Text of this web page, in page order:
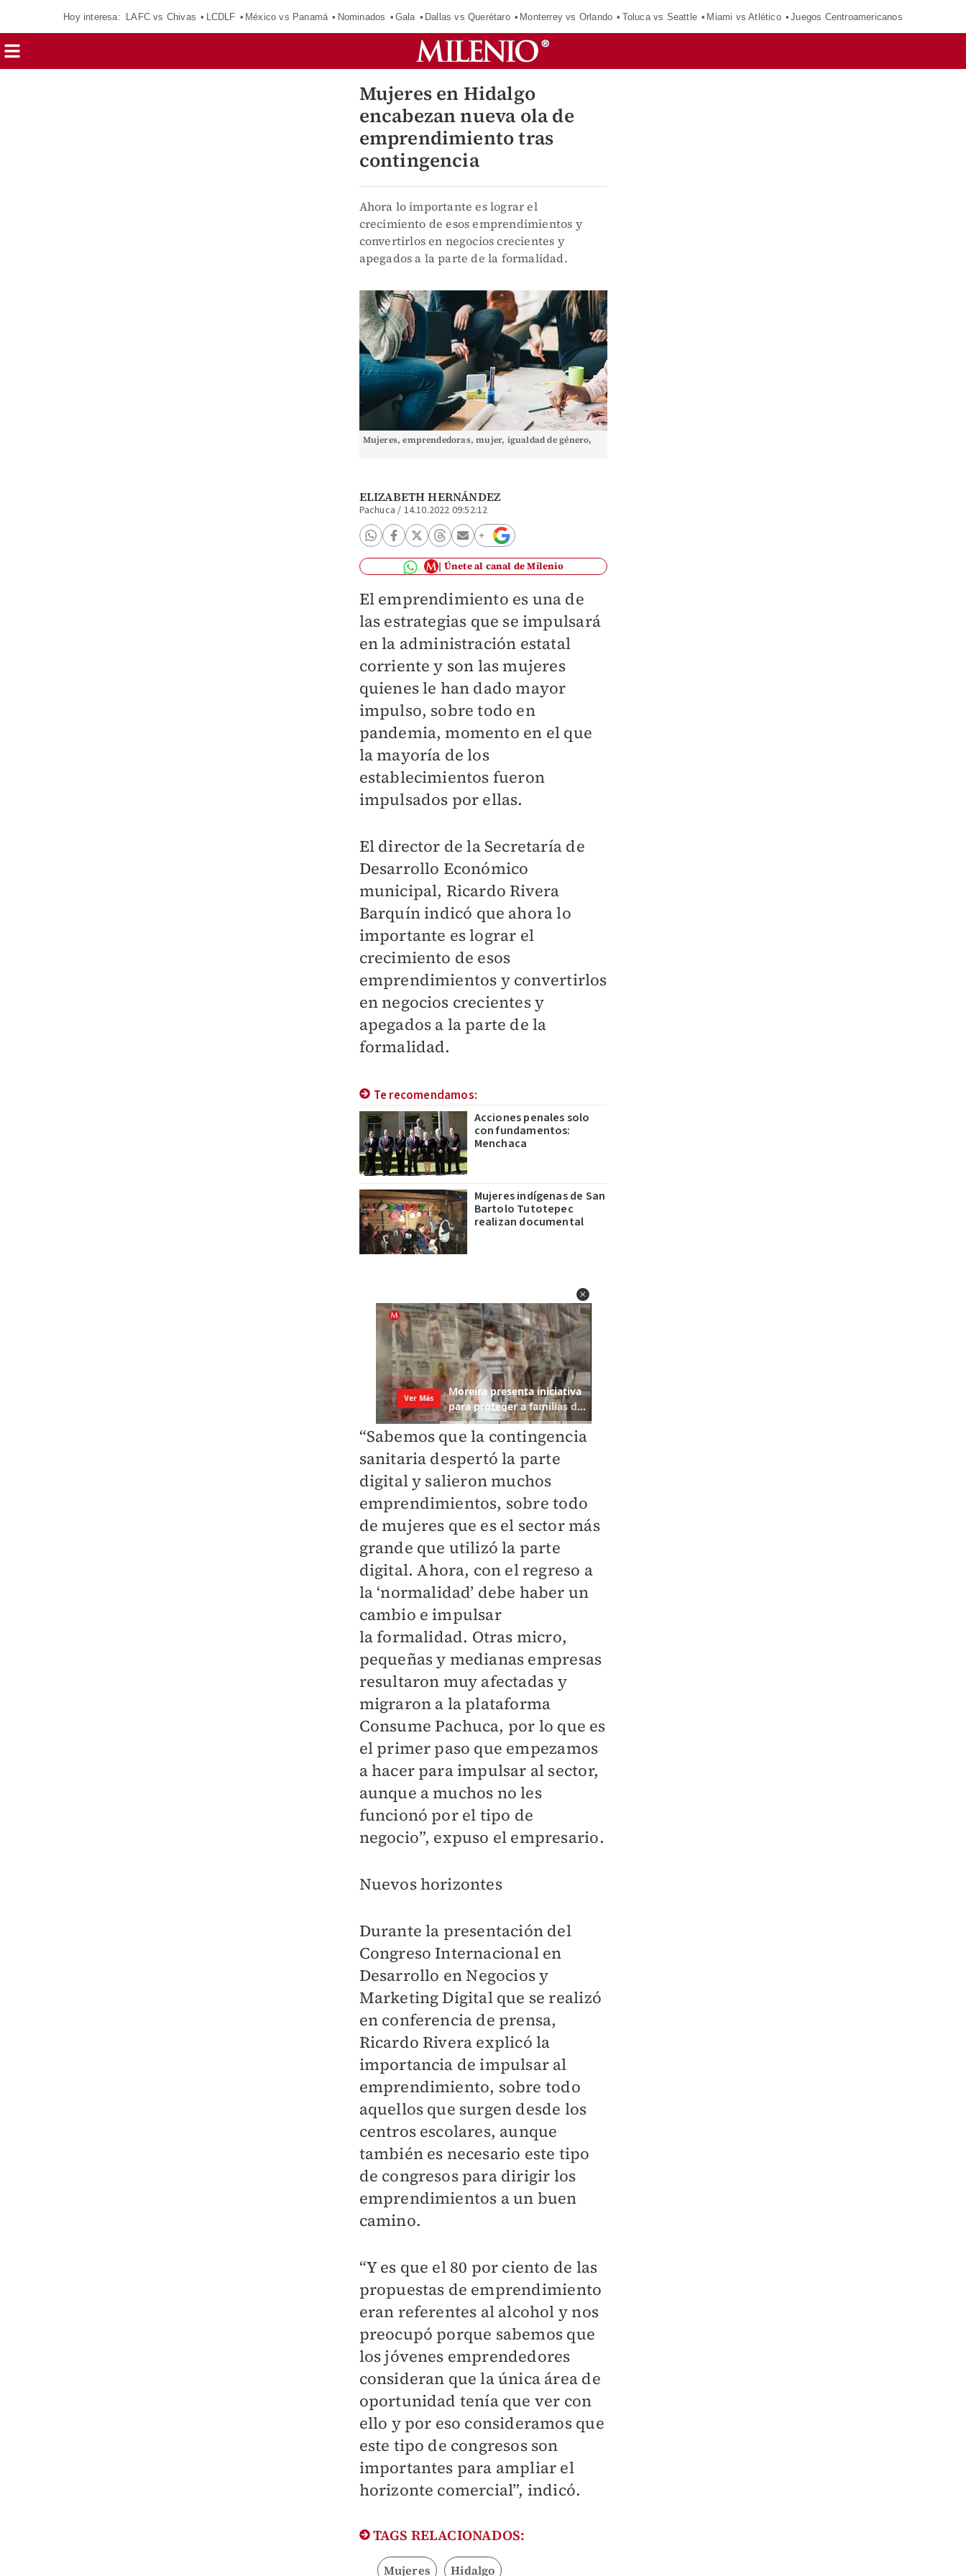
Hoy interesa: LAFC vs Chivas LCDLF México vs Panamá Nominados Gala Dallas vs Querétaro Monterrey vs Orlando Toluca vs Seattle Miami vs Atlético Juegos Centroamericanos
Mujeres en Hidalgo
encabezan nueva ola de
emprendimiento tras
contingencia
Ahora lo importante es lograr el
crecimiento de esos emprendimientos y
convertirlos en negocios crecientes y
apegados a la parte de la formalidad.
Mujeres, emprendedoras, mujer, igualdad de género,
ELIZABETH HERNÁNDEZ
Pachuca / 14.10.2022 09:52:12
Únete al canal de Milenio
El emprendimiento es una de
las estrategias que se impulsará
en la administración estatal
corriente y son las mujeres
quienes le han dado mayor
impulso, sobre todo en
pandemia, momento en el que
la mayoría de los
establecimientos fueron
impulsados por ellas.
El director de la Secretaría de
Desarrollo Económico
municipal, Ricardo Rivera
Barquín indicó que ahora lo
importante es lograr el
crecimiento de esos
emprendimientos y convertirlos
en negocios crecientes y
apegados a la parte de la
formalidad.
Te recomendamos:
Acciones penales solo
con fundamentos:
Menchaca
Mujeres indígenas de San
Bartolo Tutotepec
realizan documental
“Sabemos que la contingencia
sanitaria despertó la parte
digital y salieron muchos
emprendimientos, sobre todo
de mujeres que es el sector más
grande que utilizó la parte
digital. Ahora, con el regreso a
la ‘normalidad’ debe haber un
cambio e impulsar
laformalidad. Otras micro,
pequeñas y medianas empresas
resultaron muy afectadas y
migraron a la plataforma
Consume Pachuca, por lo que es
el primer paso que empezamos
a hacer para impulsar al sector,
aunque a muchos no les
funcionó por el tipo de
negocio”, expuso el empresario.
Nuevos horizontes
Durante la presentación del
Congreso Internacional en
Desarrollo en Negocios y
Marketing Digital que se realizó
en conferencia de prensa,
Ricardo Rivera explicó la
importancia de impulsar al
emprendimiento, sobre todo
aquellos que surgen desde los
centros escolares, aunque
también es necesario este tipo
de congresos para dirigir los
emprendimientos a un buen
camino.
“Y es que el 80 por ciento de las
propuestas de emprendimiento
eran referentes al alcohol y nos
preocupó porque sabemos que
los jóvenes emprendedores
consideran que la única área de
oportunidad tenía que ver con
ello y por eso consideramos que
este tipo de congresos son
importantes para ampliar el
horizonte comercial”, indicó.
TAGS RELACIONADOS:
Mujeres Hidalgo